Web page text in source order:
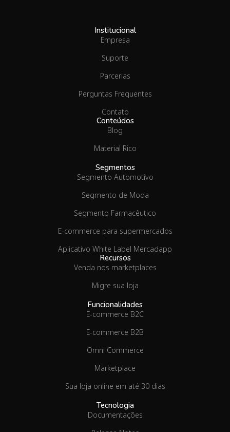
Institucional
Empresa
Suporte
Parcerias
Perguntas Frequentes
Contato
Conteúdos
Blog
Material Rico
Segmentos
Segmento Automotivo
Segmento de Moda
Segmento Farmacêutico
E-commerce para supermercados
Aplicativo White Label Mercadapp
Recursos
Venda nos marketplaces
Migre sua loja
Funcionalidades
E-commerce B2C
E-commerce B2B
Omni Commerce
Marketplace
Sua loja online em até 30 dias
Tecnologia
Documentações